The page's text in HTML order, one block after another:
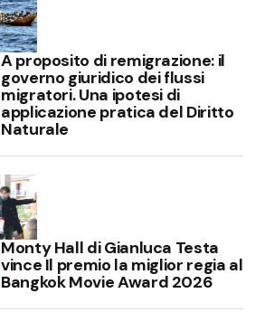
A proposito di remigrazione: il
governo giuridico dei flussi
migratori. Una ipotesi di
applicazione pratica del Diritto
Naturale
Monty Hall di Gianluca Testa
vince Il premio la miglior regia al
Bangkok Movie Award 2026